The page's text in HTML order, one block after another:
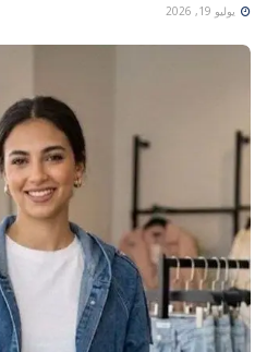
يوليو 19, 2026